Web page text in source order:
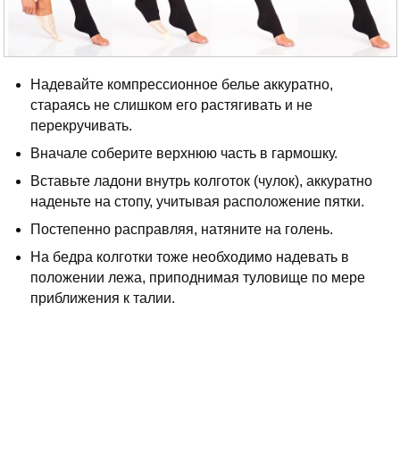
Надевайте компрессионное белье аккуратно,
стараясь не слишком его растягивать и не
перекручивать.
Вначале соберите верхнюю часть в гармошку.
Вставьте ладони внутрь колготок (чулок), аккуратно
наденьте на стопу, учитывая расположение пятки.
Постепенно расправляя, натяните на голень.
На бедра колготки тоже необходимо надевать в
положении лежа, приподнимая туловище по мере
приближения к талии.